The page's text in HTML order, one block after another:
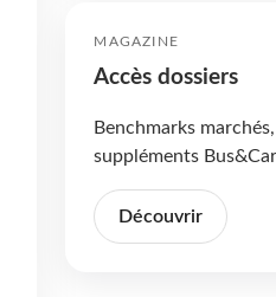
MAGAZINE
Accès dossiers
Benchmarks
suppléments
Découvrir